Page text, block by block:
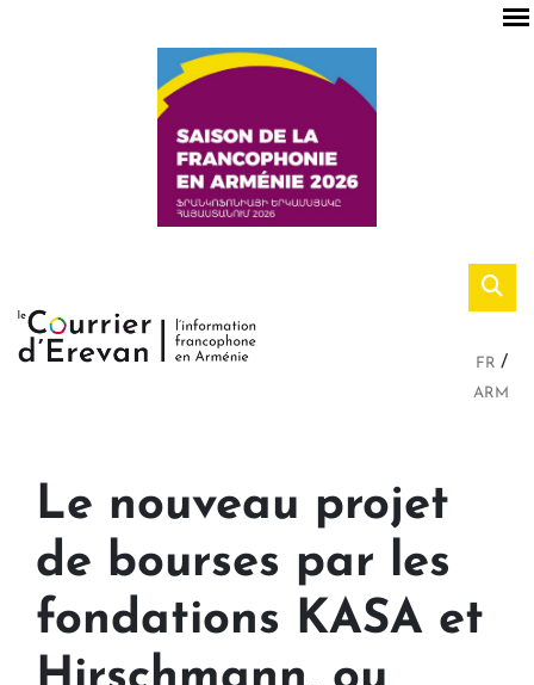
FR
ARM
Le nouveau projet
de bourses par les
fondations KASA et